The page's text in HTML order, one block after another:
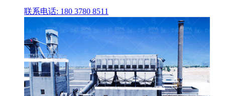
联系电话: 180 3780 8511